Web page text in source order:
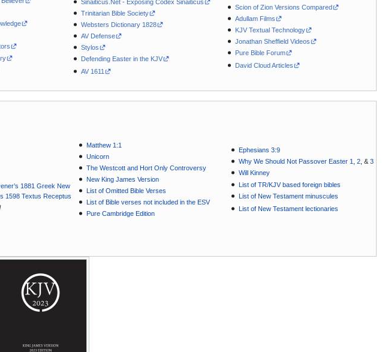
Sinaiticus.Net - Exposing Codex Sinaiticus
Trinitarian Bible Society
Websters Dictionary 1828
AV Defense
Stylos
Defending Easter in the KJV
AV 1611
Scion of Zion Versions Compared
Adullam Films
KJV Textual Technology
Jonathan Sheffield Videos
Pure Bible Forum
David Cloud Articles
1881 Greek New
1598 Textus Receptus
Matthew 1:1
Unicorn
The Westcott and Hort Only Controversy
New King James Version
List of Omitted Bible Verses
List of Bible verses not included in the ESV
Pure Cambridge Edition
Ephesians 3:9
Why We Should Not Passover Easter 1
,2 , &3
Will Kinney
List of TR/KJV based foreign bibles
List of New Testament minuscules
List of New Testament lectionaries